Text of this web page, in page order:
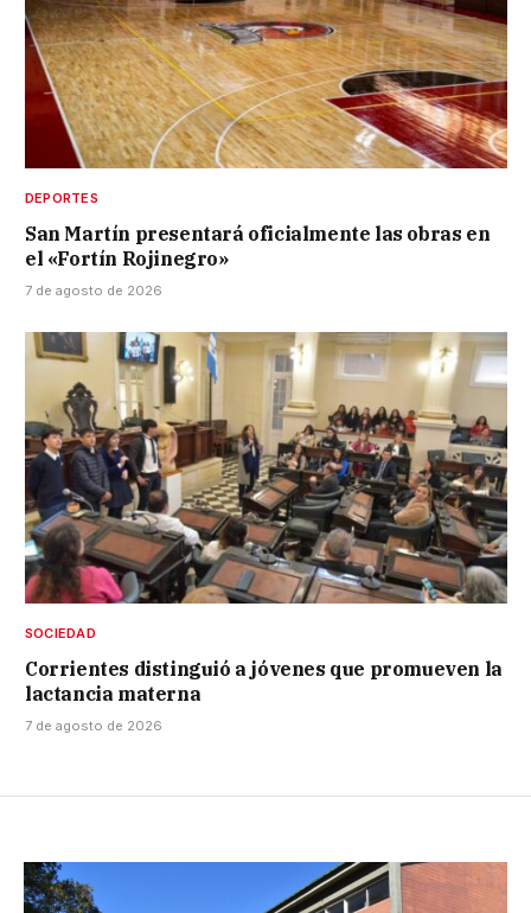
DEPORTES
San Martín presentará oficialmente las obras en
el «Fortín Rojinegro»
7 de agosto de 2026
SOCIEDAD
Corrientes distinguió a jóvenes que promueven la
lactancia materna
7 de agosto de 2026